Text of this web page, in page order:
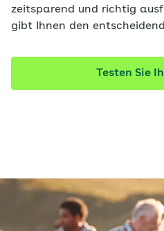
zeitsparend und richtig
gibt Ihnen den
Testen Sie